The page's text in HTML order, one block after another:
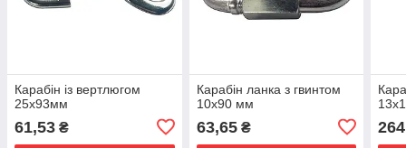
Карабін із вертлюгом
25х93мм
61,53 ₴
Карабін ланка з гвинтом
10х90 мм
63,65₴